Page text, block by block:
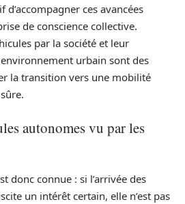
ces avancées
de conscience collective.
par la société et leur
urbain sont des
la transition vers une mobilité
autonomes vu par les
donc connue : si l’arrivée des
un intérêt certain, elle n’est pas